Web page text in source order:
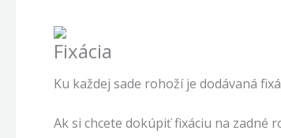
Fixácia
Ku každej sade rohoží je dodávaná
Ak si chcete dokúpiť fixáciu na zadné